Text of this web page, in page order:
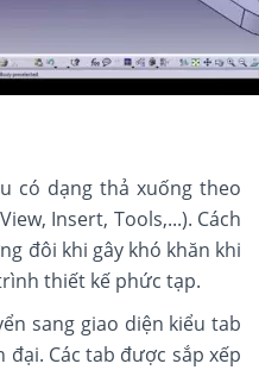
có dạng thả xuống theo
Insert, Tools,...). Cách
đôi khi gây khó khăn khi
thiết kế phức tạp.
sang giao diện kiểu tab
Các tab được sắp xếp